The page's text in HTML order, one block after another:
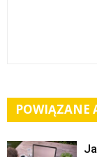
POWIĄZANE